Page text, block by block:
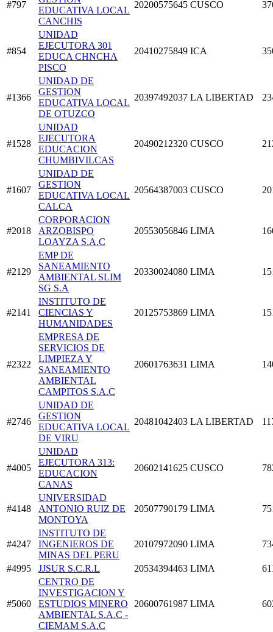
#797
EDUCATIVA LOCAL
CANCHIS
20200575645 CUSCO
#854
UNIDAD
EJECUTORA 301
EDUCA CHNCHA
PISCO
20410275849 ICA
#1366
UNIDAD DE
GESTION
EDUCATIVA LOCAL
DE OTUZCO
20397492037 LA LIBERTAD
#1528
UNIDAD
EJECUTORA
EDUCACION
CHUMBIVILCAS
20490212320 CUSCO
#1607
UNIDAD DE
GESTION
EDUCATIVA LOCAL
CALCA
20564387003 CUSCO
#2018
CORPORACION
ARZOBISPO
LOAYZA S.A.C
20553056846 LIMA
#2129
EMP DE
SANEAMIENTO
AMBIENTAL SLIM
SG S.A
20330024080 LIMA
#2141
INSTITUTO DE
CIENCIAS Y
HUMANIDADES
20125753869 LIMA
#2322
EMPRESA DE
SERVICIOS DE
LIMPIEZA Y
SANEAMIENTO
AMBIENTAL
CAMPITOS S.A.C
20601763631 LIMA
#2746
UNIDAD DE
GESTION
EDUCATIVA LOCAL
DE VIRU
20481042403 LA LIBERTAD
#4005
UNIDAD
EJECUTORA 313:
EDUCACION
CANAS
20602141625 CUSCO
#4148
UNIVERSIDAD
ANTONIO RUIZ DE
MONTOYA
20507790179 LIMA
#4247
INSTITUTO DE
INGENIEROS DE
MINAS DEL PERU
20107972090 LIMA
#4995 JJSUR S.C.R.L 20534394463 LIMA
#5060
CENTRO DE
INVESTIGACION Y
ESTUDIOS MINERO
AMBIENTAL S.A.C -
CIEMAM S.A.C
20600761987 LIMA